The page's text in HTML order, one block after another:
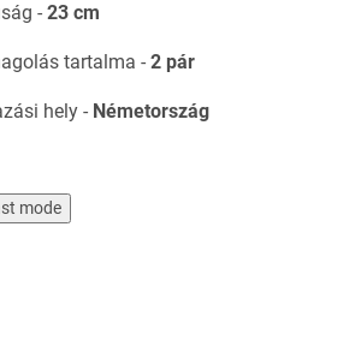
- 23 cm
tartalma - 2 pár
hely - Németország
mode